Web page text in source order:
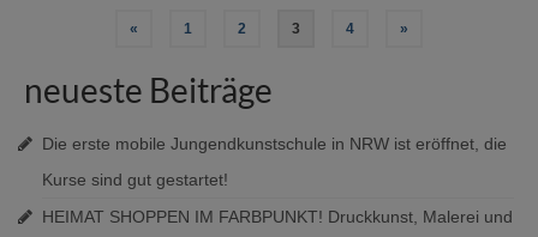
Beitragsnavigation
« 1 2 3 4 »
neueste Beiträge
Die erste mobile Jungendkunstschule in NRW ist eröffnet, die
Kurse sind gut gestartet!
HEIMAT SHOPPEN IM FARBPUNKT! Druckkunst, Malerei und